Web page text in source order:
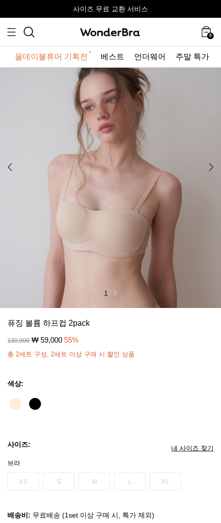
사이즈 무료 교환 서비스
올데이볼류머 기획전최대 10% 할인 쿠폰 + 사은품 증정
사이즈 무료 교환 서비스
올데이볼류머 기획전
0
올데이볼류머 기획전 베스트 언더웨어 주말 특가
1 / 8
퓨징 볼륨 하프컵 2pack
130,000 ₩ 59,000 55%
총 2세트 구성, 2세트 이상 구매 시 할인 상품
색상:
사이즈: 내 사이즈 찾기
브라
XS S M L XL
배송비: 무료배송 (1set 이상 구매 시, 특가 제외)